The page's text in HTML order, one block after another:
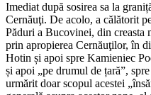
Imediat după sosirea sa la
Cernăuţi. De acolo, a călătorit
Păduri a Bucovinei, din creasta
prin apropierea Cernăuţilor, în
Hotin și apoi spre Kamieniec
și apoi „pe drumul de țară”,
urmărit doar scopul acestei